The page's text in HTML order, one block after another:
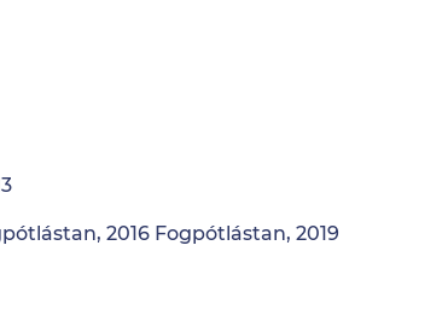
2016 Fogpótlástan, 2019